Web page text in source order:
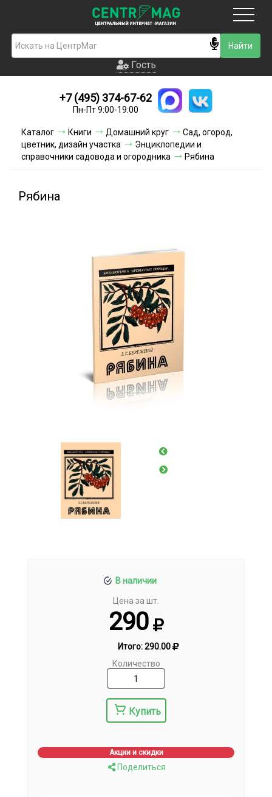
Гость
Новинки
Условия доставки
Условия оплаты
Гость
+7 (495) 374-67-62
Пн-Пт 9:00-19:00
Каталог Книги Домашний круг
Сад, огород,
цветник, дизайн участка
Энциклопедии и
справочники садовода и огородника
Рябина
Рябина
В наличии
Цена за шт.
290
Итого:290.00
Количество
Купить
Акции и скидки
Поделиться